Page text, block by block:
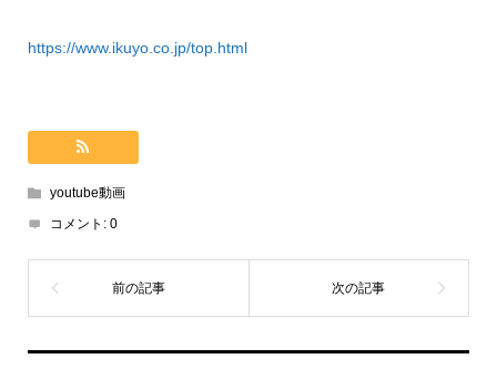
https://www.ikuyo.co.jp/top.html
youtube動画
コメント: 0